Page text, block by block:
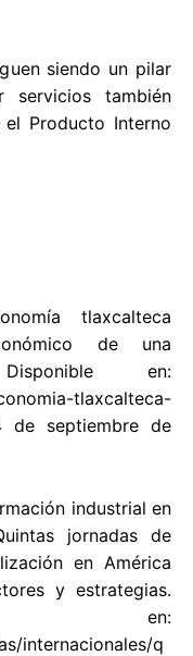
siendo un pilar
servicios también
Producto Interno
tlaxcalteca
de una
en:
tlaxcalteca-
de septiembre de
industrial en
jornadas de
en América
y estrategias.
en:
internacionales/q